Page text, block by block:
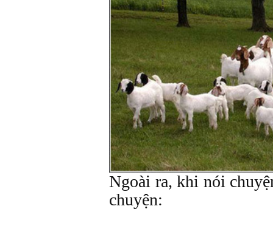
Ngoài ra, khi nói
chuyện: